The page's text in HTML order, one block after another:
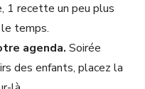
1 recette un peu plus
le temps.
agenda. Soirée
des enfants, placez la